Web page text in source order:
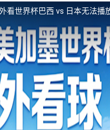
看世界杯巴西 vs 日本无法播